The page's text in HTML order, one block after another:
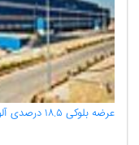
عرضه بلوکی ۱۸.۵ درصدی آلومینا توسط بانک رفاه کارگران